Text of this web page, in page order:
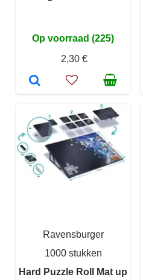
Op voorraad (225)
2,30 €
Ravensburger
1000 stukken
Hard Puzzle Roll Mat up